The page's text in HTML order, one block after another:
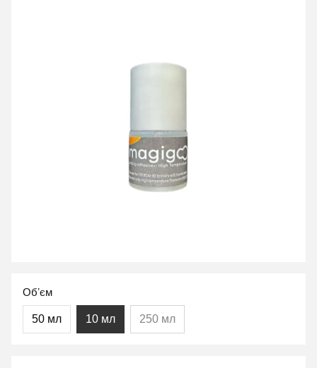
Обʼєм
50 мл 10 мл 250 мл